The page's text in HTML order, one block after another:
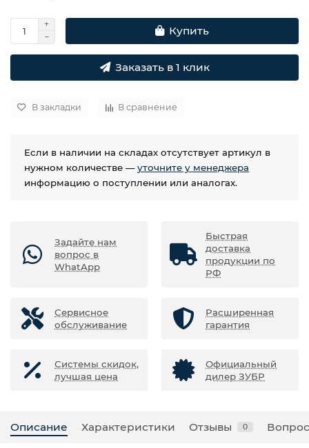
Купить
Заказать в 1 клик
В закладки В сравнение
Если в наличии на складах отсутствует артикул в
нужном количестве —уточните у менеджера
информацию о поступлении или аналогах.
Задайте нам
вопрос в
WhatApp
Быстрая
доставка
продукции по
РФ
Сервисное
обслуживание
Расширенная
гарантия
Системы скидок,
лучшая цена
Официальный
дилер ЗУБР
Описание Характеристики Отзывы 0